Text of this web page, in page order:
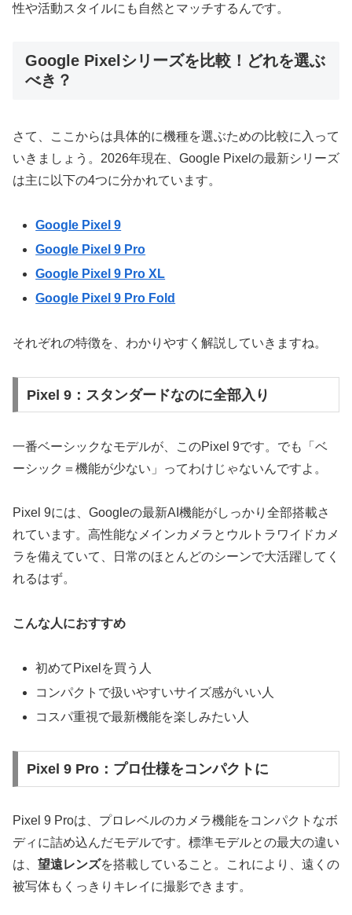
性や活動スタイルにも自然とマッチするんです。
Google Pixelシリーズを比較！どれを選ぶ
べき？
さて、ここからは具体的に機種を選ぶための比較に入って
いきましょう。2026年現在、Google Pixelの最新シリーズ
は主に以下の4つに分かれています。
Google Pixel 9
Google Pixel 9 Pro
Google Pixel 9 Pro XL
Google Pixel 9 Pro Fold
それぞれの特徴を、わかりやすく解説していきますね。
Pixel 9：スタンダードなのに全部入り
一番ベーシックなモデルが、このPixel 9です。でも「ベ
ーシック＝機能が少ない」ってわけじゃないんですよ。
Pixel 9には、Googleの最新AI機能がしっかり全部搭載さ
れています。高性能なメインカメラとウルトラワイドカメ
ラを備えていて、日常のほとんどのシーンで大活躍してく
れるはず。
こんな人におすすめ
初めてPixelを買う人
コンパクトで扱いやすいサイズ感がいい人
コスパ重視で最新機能を楽しみたい人
Pixel 9 Pro：プロ仕様をコンパクトに
Pixel 9 Proは、プロレベルのカメラ機能をコンパクトなボ
ディに詰め込んだモデルです。標準モデルとの最大の違い
は、 望遠レンズを搭載していること。これにより、遠くの
被写体もくっきりキレイに撮影できます。